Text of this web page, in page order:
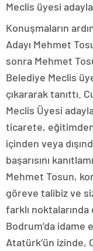
Meclis üyesi
Konuşmaların
Adayı Mehmet
sonra Mehmet
Belediye Meclis
çıkararak tanıttı.
Meclis Üyesi
ticarete,
içinden veya
başarısını
Mehmet Tosun,
göreve talibiz ve
farklı
Bodrum’da
Atatürk’ün izinde,